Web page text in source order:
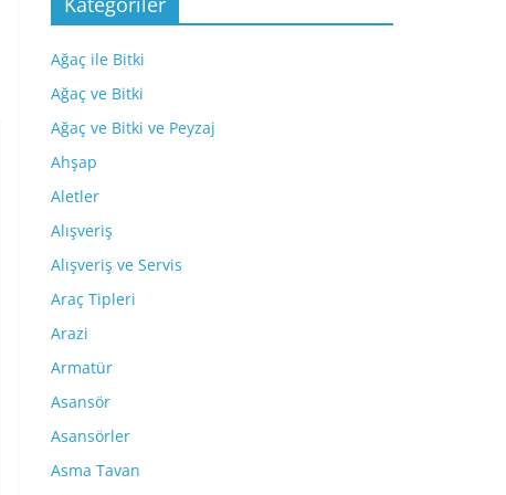
Ağaç ile Bitki
Ağaç ve Bitki
Ağaç ve Bitki ve Peyzaj
Ahşap
Aletler
Alışveriş
Alışveriş ve Servis
Araç Tipleri
Arazi
Armatür
Asansör
Asansörler
Asma Tavan